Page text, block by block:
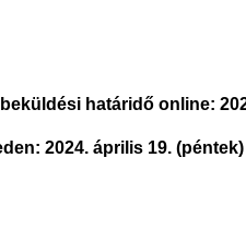
határidő online:
2024. április 19. (péntek)